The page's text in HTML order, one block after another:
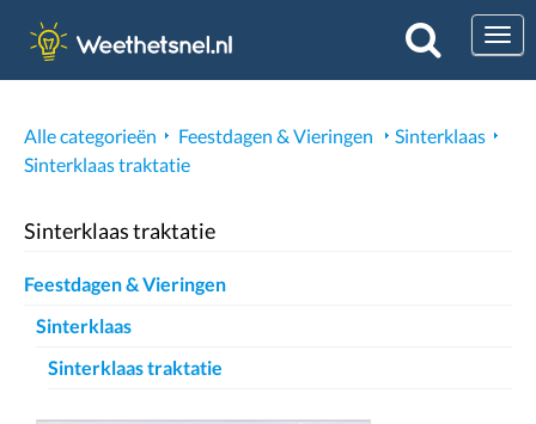
Alle categorieën Feestdagen & Vieringen
Sinterklaas
Sinterklaas traktatie
Sinterklaas traktatie
Feestdagen & Vieringen
Sinterklaas
Sinterklaas traktatie